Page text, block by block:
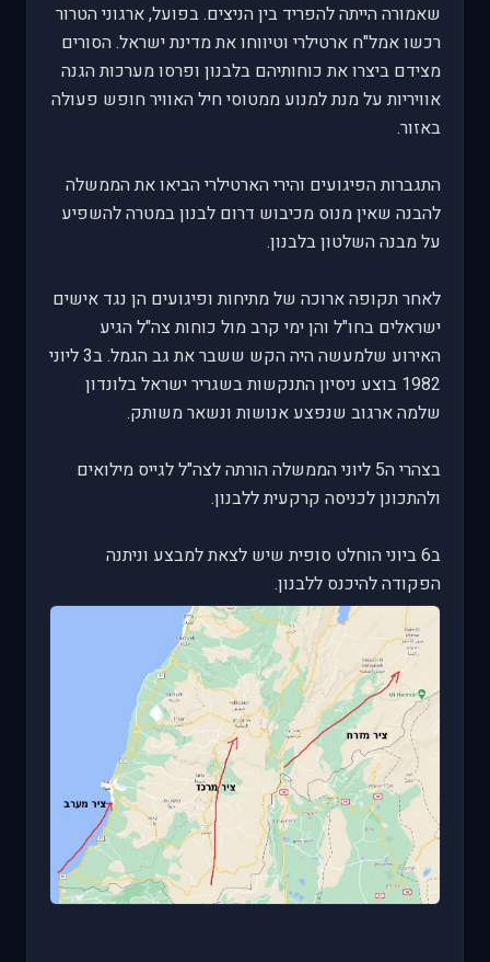
שאמורה הייתה להפריד בין הניצים. בפועל, ארגוני הטרור
רכשו אמל"ח ארטילרי וטיווחו את מדינת ישראל. הסורים
מצידם ביצרו את כוחותיהם בלבנון ופרסו מערכות הגנה
אוויריות על מנת למנוע ממטוסי חיל האוויר חופש פעולה
באזור.
התגברות הפיגועים והירי הארטילרי הביאו את הממשלה
להבנה שאין מנוס מכיבוש דרום לבנון במטרה להשפיע
על מבנה השלטון בלבנון.
לאחר תקופה ארוכה של מתיחות ופיגועים הן נגד אישים
ישראלים בחו"ל והן ימי קרב מול כוחות צה"ל הגיע
האירוע שלמעשה היה הקש ששבר את גב הגמל. ב3 ליוני
1982 בוצע ניסיון התנקשות בשגריר ישראל בלונדון
שלמה ארגוב שנפצע אנושות ונשאר משותק.
בצהרי ה5 ליוני הממשלה הורתה לצה"ל לגייס מילואים
ולהתכונן לכניסה קרקעית ללבנון.
ב6 ביוני הוחלט סופית שיש לצאת למבצע וניתנה
הפקודה להיכנס ללבנון.